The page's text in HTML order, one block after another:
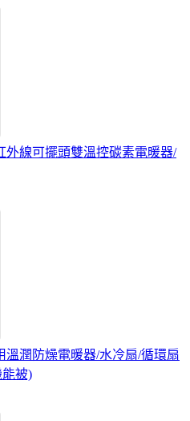
外線可擺頭雙溫控碳素電暖器/
溫潤防燥電暖器/水冷扇/循環扇
能被)